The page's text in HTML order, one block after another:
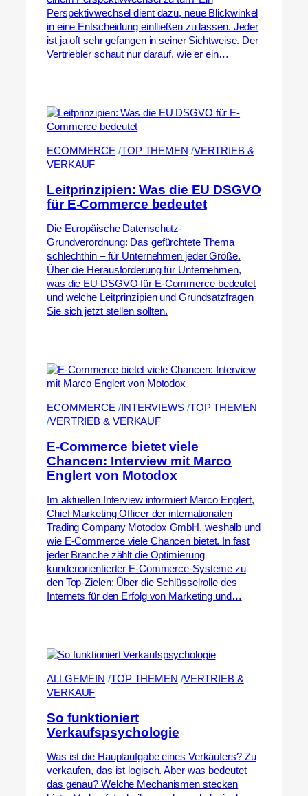
Perspektivwechsel dient dazu, neue Blickwinkel
in eine Entscheidung einfließen zu lassen. Jeder
ist ja oft sehr gefangen in seiner Sichtweise. Der
Vertriebler schaut nur darauf, wie er ein…
ECOMMERCE /TOP THEMEN /VERTRIEB &
VERKAUF
Leitprinzipien: Was die EU DSGVO
für E-Commerce bedeutet
Die Europäische Datenschutz-
Grundverordnung: Das gefürchtete Thema
schlechthin – für Unternehmen jeder Größe.
Über die Herausforderung für Unternehmen,
was die EU DSGVO für E-Commerce bedeutet
und welche Leitprinzipien und Grundsatzfragen
Sie sich jetzt stellen sollten.
ECOMMERCE /INTERVIEWS /TOP THEMEN
/VERTRIEB & VERKAUF
E-Commerce bietet viele
Chancen: Interview mit Marco
Englert von Motodox
Im aktuellen Interview informiert Marco Englert,
Chief Marketing Officer der internationalen
Trading Company Motodox GmbH, weshalb und
wie E-Commerce viele Chancen bietet. In fast
jeder Branche zählt die Optimierung
kundenorientierter E-Commerce-Systeme zu
den Top-Zielen: Über die Schlüsselrolle des
Internets für den Erfolg von Marketing und…
ALLGEMEIN /TOP THEMEN /VERTRIEB &
VERKAUF
So funktioniert
Verkaufspsychologie
Was ist die Hauptaufgabe eines Verkäufers? Zu
verkaufen, das ist logisch. Aber was bedeutet
das genau? Welche Mechanismen stecken